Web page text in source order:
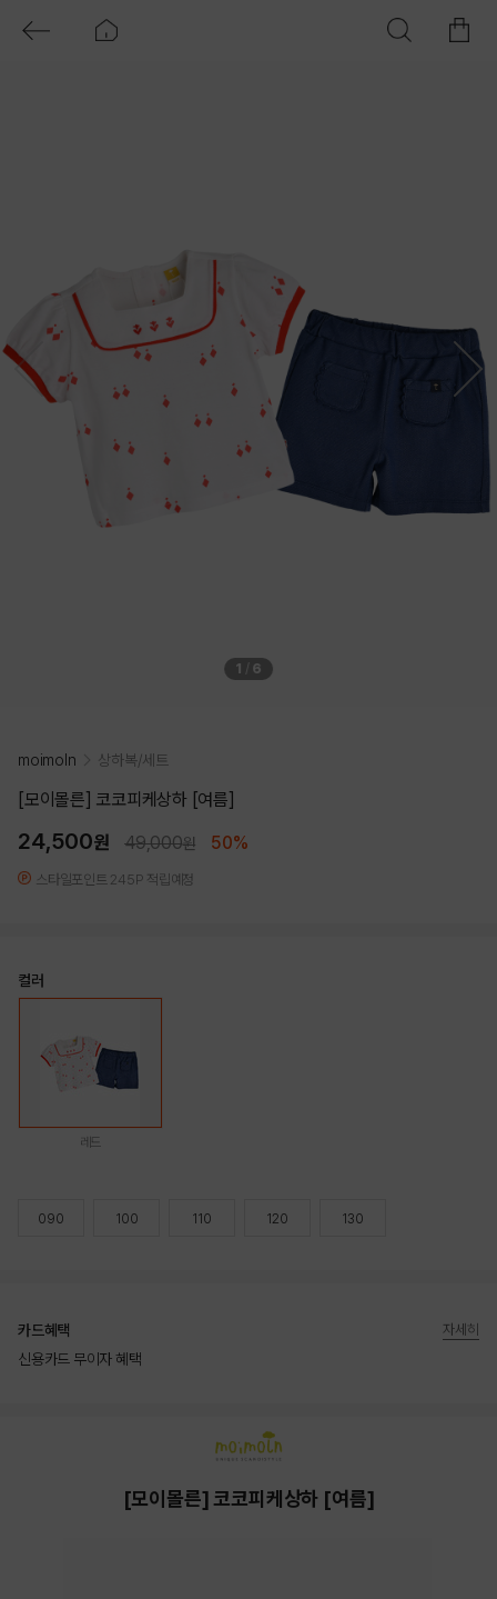
1 / 6
moimoln 상하복/세트
[모이몰른] 코코피케상하 [여름]
24,500원 49,000원 50%
스타일포인트 245P 적립예정
컬러
레드
090 100 110 120 130
카드혜택
신용카드 무이자 혜택
자세히
[모이몰른] 코코피케상하 [여름]